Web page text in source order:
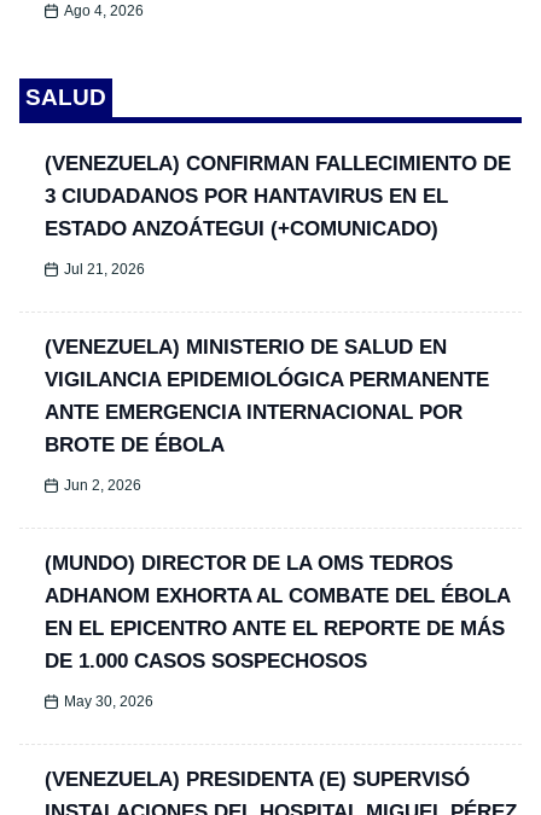
Ago 4, 2026
SALUD
(VENEZUELA) CONFIRMAN FALLECIMIENTO DE
3 CIUDADANOS POR HANTAVIRUS EN EL
ESTADO ANZOÁTEGUI (+COMUNICADO)
Jul 21, 2026
(VENEZUELA) MINISTERIO DE SALUD EN
VIGILANCIA EPIDEMIOLÓGICA PERMANENTE
ANTE EMERGENCIA INTERNACIONAL POR
BROTE DE ÉBOLA
Jun 2, 2026
(MUNDO) DIRECTOR DE LA OMS TEDROS
ADHANOM EXHORTA AL COMBATE DEL ÉBOLA
EN EL EPICENTRO ANTE EL REPORTE DE MÁS
DE 1.000 CASOS SOSPECHOSOS
May 30, 2026
(VENEZUELA) PRESIDENTA (E) SUPERVISÓ